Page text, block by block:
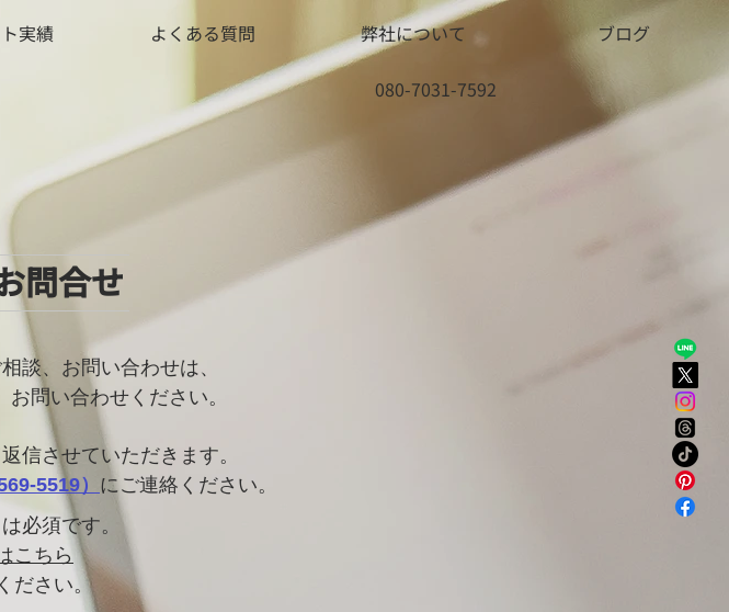
実績 よくある質問 弊社について ブログ
080-7031-7592
問合せ
談、お問い合わせは、
問い合わせください。
信させていただきます。
5519） にご連絡ください。
必須です。
こちら
ださい。